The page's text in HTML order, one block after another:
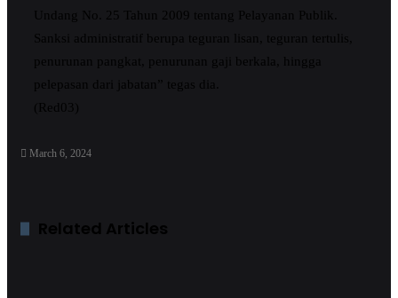
Undang No. 25 Tahun 2009 tentang Pelayanan Publik.
Sanksi administratif berupa teguran lisan, teguran tertulis,
penurunan pangkat, penurunan gaji berkala, hingga
pelepasan dari jabatan” tegas dia.
(Red03)
March 6, 2024
Related Articles